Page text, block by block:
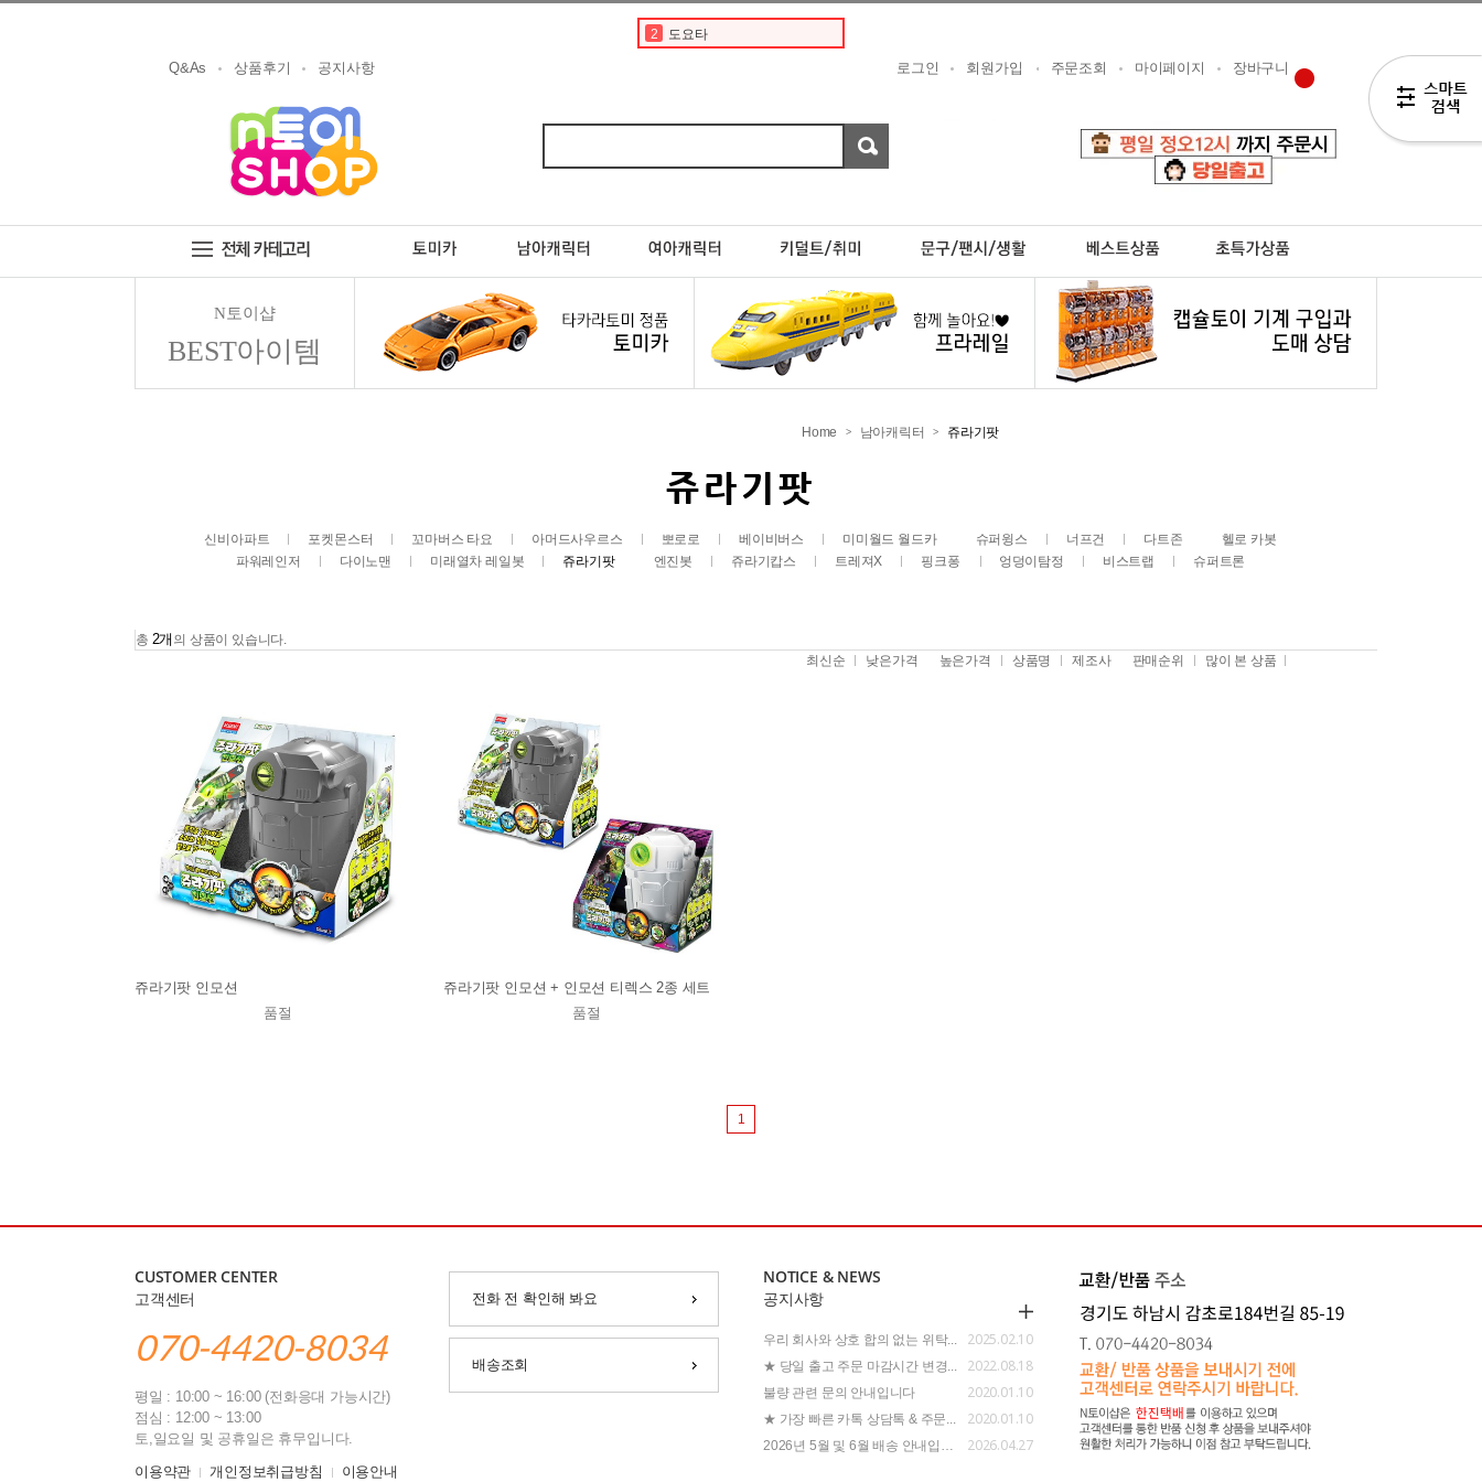
2 도요타
5 디즈니
8 한정판
9 프리미엄
1
Q&As 상품후기 공지사항 로그인 회원가입 주문조회 마이페이지 장바구니
N토이샵
BEST아이템
쥬라기팟
Home > 남아캐릭터 > 쥬라기팟
신비아파트 포켓몬스터 꼬마버스 타요 아머드사우르스 뽀로로 베이비버스 미미월드 월드카 슈퍼윙스 너프건 다트존
헬로 카봇
파워레인저
다이노맨 미래열차 레일봇 쥬라기팟 엔진봇 쥬라기캅스 트레져X 핑크퐁 엉덩이탐정 비스트랩 슈퍼트론
총 2개 의 상품이 있습니다.
최신순
낮은가격 높은가격 상품명 제조사 판매순위 많이 본 상품
쥬라기팟 인모션
품절
쥬라기팟 인모션 + 인모션 티렉스 2종 세트
품절
1
CUSTOMER CENTER
고객센터
070-4420-8034
평일 : 10:00 ~ 16:00 (전화응대 가능시간)
점심 : 12:00 ~ 13:00
토,일요일 및 공휴일은 휴무입니다.
이용약관 개인정보취급방침 이용안내
전화 전 확인해 봐요
배송조회
NOTICE & NEWS
공지사항
우리 회사와 상호 합의 없는 위탁... 2025.02.10
★ 당일 출고 주문 마감시간 변경... 2022.08.18
불량 관련 문의 안내입니다 2020.01.10
★ 가장 빠른 카톡 상담톡 & 주문... 2020.01.10
2026년 5월 및 6월 배송 안내입니... 2026.04.27